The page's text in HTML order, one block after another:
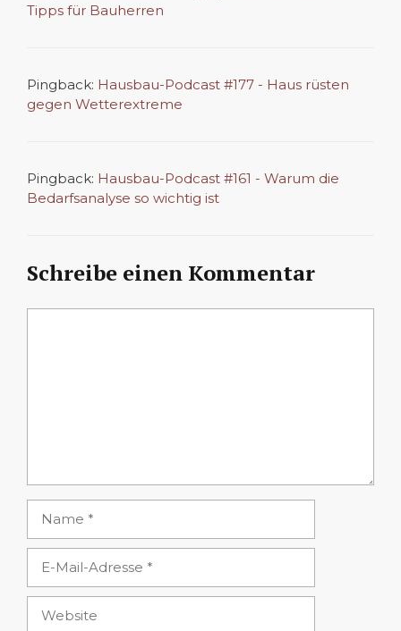
Tipps für Bauherren
Pingback: Hausbau-Podcast #177 - Haus rüsten
gegen Wetterextreme
Pingback: Hausbau-Podcast #161 - Warum die
Bedarfsanalyse so wichtig ist
Schreibe einen Kommentar
Mail-
Adresse